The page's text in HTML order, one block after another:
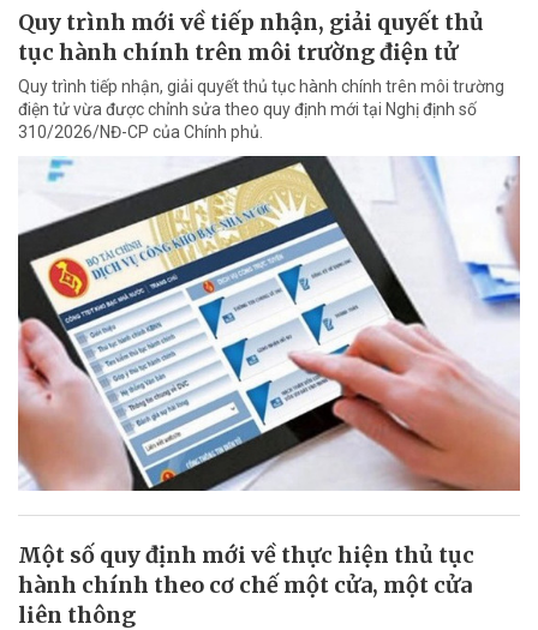
Quy trình mới về tiếp nhận, giải quyết thủ
tục hành chính trên môi trường điện tử
Quy trình tiếp nhận, giải quyết thủ tục hành chính trên môi trường
điện tử vừa được chỉnh sửa theo quy định mới tại Nghị định số
310/2026/NĐ-CP của Chính phủ.
Một số quy định mới về thực hiện thủ tục
hành chính theo cơ chế một cửa, một cửa
liên thông